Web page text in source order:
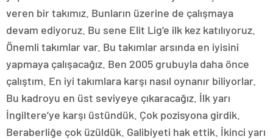
veren bir takımız. Bunların üzerine de çalışmaya
devam ediyoruz. Bu sene Elit Lig’e ilk kez katılıyoruz.
Önemli takımlar var. Bu takımlar arsında en iyisini
yapmaya çalışacağız. Ben 2005 grubuyla daha önce
çalıştım. En iyi takımlara karşı nasıl oynanır biliyorlar.
Bu kadroyu en üst seviyeye çıkaracağız. İlk yarı
İngiltere’ye karşı üstündük. Çok pozisyona girdik.
Beraberliğe çok üzüldük. Galibiyeti hak ettik. İkinci yarı